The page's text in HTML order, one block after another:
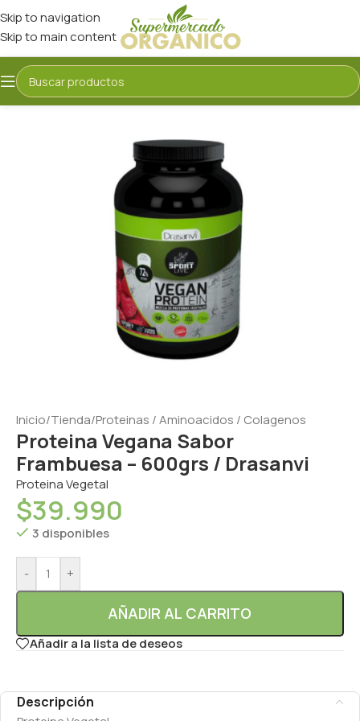
Skip to navigation
Skip to main content
Inicio/Tienda/Proteinas / Aminoacidos / Colagenos
Proteina Vegana Sabor
Frambuesa – 600grs / Drasanvi
Proteina Vegetal
$39.990
3 disponibles
- +
AÑADIR AL CARRITO
Añadir a la lista de deseos
Descripción